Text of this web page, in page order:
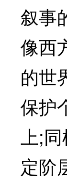
叙事
像西
的世
保护
上;
定阶